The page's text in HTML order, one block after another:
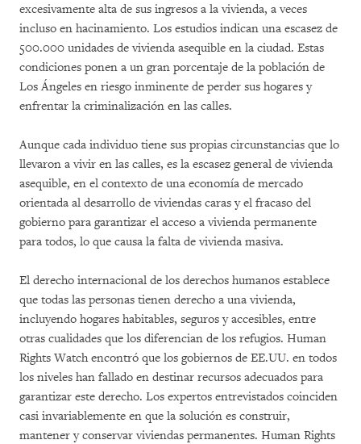
excesivamente alta de sus ingresos a la vivienda, a veces
incluso en hacinamiento. Los estudios indican una escasez de
500.000 unidades de vivienda asequible en la ciudad. Estas
condiciones ponen a un gran porcentaje de la población de
Los Ángeles en riesgo inminente de perder sus hogares y
enfrentar la criminalización en las calles.
Aunque cada individuo tiene sus propias circunstancias que lo
llevaron a vivir en las calles, es la escasez general de vivienda
asequible, en el contexto de una economía de mercado
orientada al desarrollo de viviendas caras y el fracaso del
gobierno para garantizar el acceso a vivienda permanente
para todos, lo que causa la falta de vivienda masiva.
El derecho internacional de los derechos humanos establece
que todas las personas tienen derecho a una vivienda,
incluyendo hogares habitables, seguros y accesibles, entre
otras cualidades que los diferencian de los refugios. Human
Rights Watch encontró que los gobiernos de EE.UU. en todos
los niveles han fallado en destinar recursos adecuados para
garantizar este derecho. Los expertos entrevistados coinciden
casi invariablemente en que la solución es construir,
mantener y conservar viviendas permanentes. Human Rights